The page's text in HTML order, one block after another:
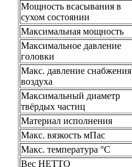
Мощность всасывания в
сухом состоянии
Максимальная мощность
Максимальное давление
головки
Макс. давление снабжения
воздуха
Максимальный диаметр
твёрдых частиц
Материал исполнения
Макс. вязкость мПас
Макс. температура °C
Вес НЕТТО